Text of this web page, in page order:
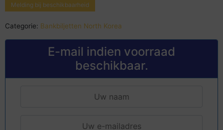
Melding bij beschikbaarheid
Categorie: Bankbiljetten North Korea
E-mail indien voorraad
beschikbaar.